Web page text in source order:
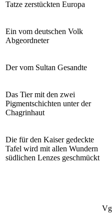
Tatze zerstückten Europa
Ein vom deutschen Volk
Abgeordneter
Der vom Sultan Gesandte
Das Tier mit den zwei
Pigmentschichten unter der
Chagrinhaut
Die für den Kaiser gedeckte
Tafel wird mit allen Wundern
südlichen Lenzes geschmückt